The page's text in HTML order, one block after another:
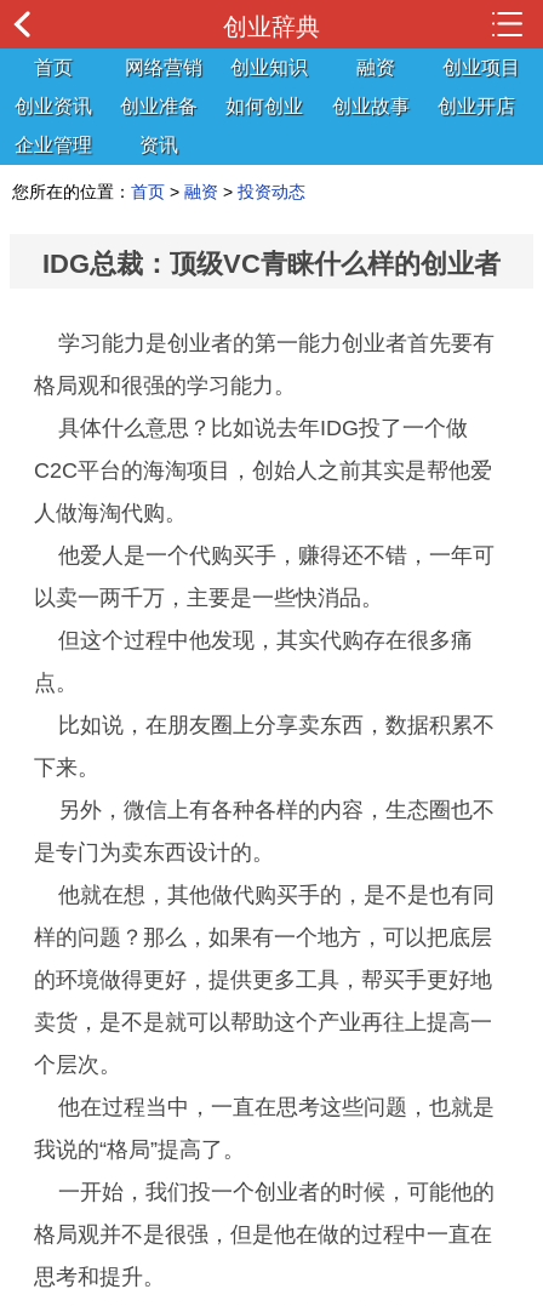
创业辞典
首页 网络营销 创业知识 融资
创业项目
创业资讯
创业准备 如何创业 创业故事
创业开店
企业管理
资讯
您所在的位置： 首页 > 融资 > 投资动态
IDG总裁：顶级VC青睐什么样的创业者
学习能力是创业者的第一能力创业者首先要有
格局观和很强的学习能力。
具体什么意思？比如说去年IDG投了一个做
C2C平台的海淘项目，创始人之前其实是帮他爱
人做海淘代购。
他爱人是一个代购买手，赚得还不错，一年可
以卖一两千万，主要是一些快消品。
但这个过程中他发现，其实代购存在很多痛
点。
比如说，在朋友圈上分享卖东西，数据积累不
下来。
另外，微信上有各种各样的内容，生态圈也不
是专门为卖东西设计的。
他就在想，其他做代购买手的，是不是也有同
样的问题？那么，如果有一个地方，可以把底层
的环境做得更好，提供更多工具，帮买手更好地
卖货，是不是就可以帮助这个产业再往上提高一
个层次。
他在过程当中，一直在思考这些问题，也就是
我说的“格局”提高了。
一开始，我们投一个创业者的时候，可能他的
格局观并不是很强，但是他在做的过程中一直在
思考和提升。